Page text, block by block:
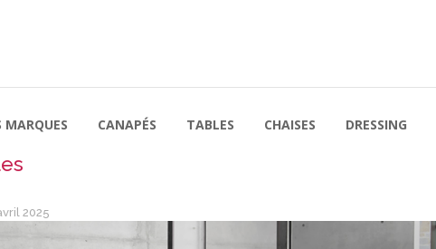
MARQUES CANAPÉS TABLES CHAISES DRESSING
2025